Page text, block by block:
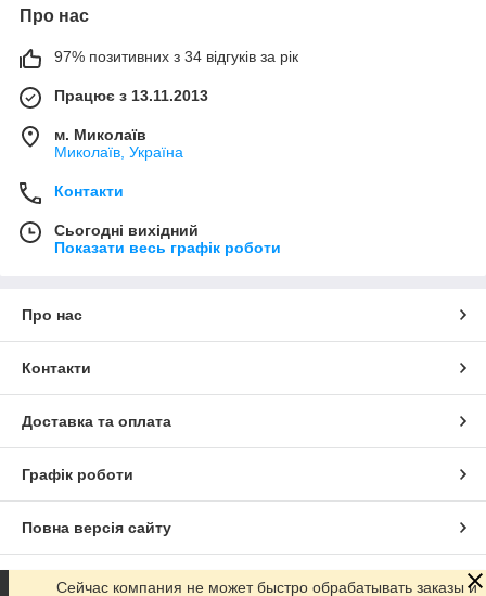
Про нас
97% позитивних з 34 відгуків за рік
Працює з 13.11.2013
м. Миколаїв
Миколаїв, Україна
Контакти
Сьогодні вихідний
Показати весь графік роботи
Про нас
Контакти
Доставка та оплата
Графік роботи
Повна версія сайту
Сайт створено на маркетплейсі Prom.ua
Сейчас компания не может быстро обрабатывать заказы и